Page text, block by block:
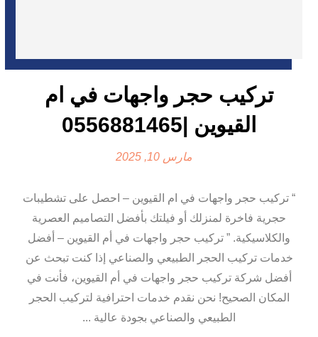
تركيب حجر واجهات في ام
القيوين |0556881465
مارس 10, 2025
“ تركيب حجر واجهات في ام القيوين – احصل على تشطيبات
حجرية فاخرة لمنزلك أو فيلتك بأفضل التصاميم العصرية
والكلاسيكية. ” تركيب حجر واجهات في أم القيوين – أفضل
خدمات تركيب الحجر الطبيعي والصناعي إذا كنت تبحث عن
أفضل شركة تركيب حجر واجهات في أم القيوين، فأنت في
المكان الصحيح! نحن نقدم خدمات احترافية لتركيب الحجر
الطبيعي والصناعي بجودة عالية ...